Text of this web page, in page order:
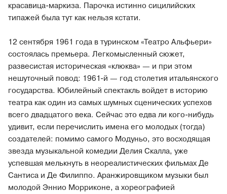
красавица-маркиза. Парочка истинно сицилийских
типажей была тут как нельзя кстати.
12 сентября 1961 года в туринском «Театро Альфьери»
состоялась премьера. Легкомысленный сюжет,
развесистая историческая «клюква» — и при этом
нешуточный повод: 1961-й — год столетия итальянского
государства. Юбилейный спектакль войдет в историю
театра как один из самых шумных сценических успехов
всего двадцатого века. Сейчас это едва ли кого-нибудь
удивит, если перечислить имена его молодых (тогда)
создателей: помимо самого Модуньо, это восходящая
звезда музыкальной комедии Делия Скалла, уже
успевшая мелькнуть в неореалистических фильмах Де
Сантиса и Де Филиппо. Аранжировщиком музыки был
молодой Эннио Морриконе, а хореографией